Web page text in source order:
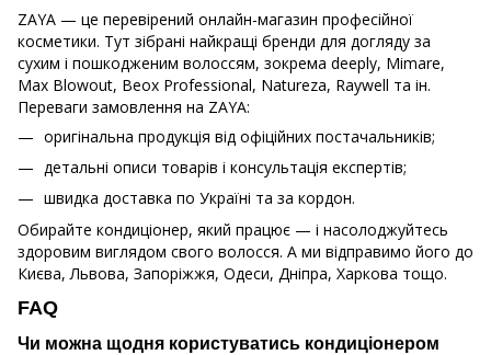
ZAYA — це перевірений онлайн-магазин професійної
косметики. Тут зібрані найкращі бренди для догляду за
сухим і пошкодженим волоссям, зокрема deeply, Mimare,
Max Blowout, Beox Professional, Natureza, Raywell та ін.
Переваги замовлення на ZAYA:
оригінальна продукція від офіційних постачальників;
детальні описи товарів і консультація експертів;
швидка доставка по Україні та за кордон.
Обирайте кондиціонер, який працює — і насолоджуйтесь
здоровим виглядом свого волосся. А ми відправимо його до
Києва, Львова, Запоріжжя, Одеси, Дніпра, Харкова тощо.
FAQ
Чи можна щодня користуватись кондиціонером